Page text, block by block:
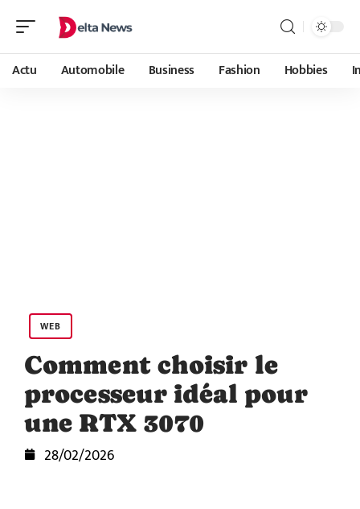
Actu Automobile Business Fashion Hobbies
WEB
Comment choisir le
processeur idéal pour
une RTX 3070
28/02/2026